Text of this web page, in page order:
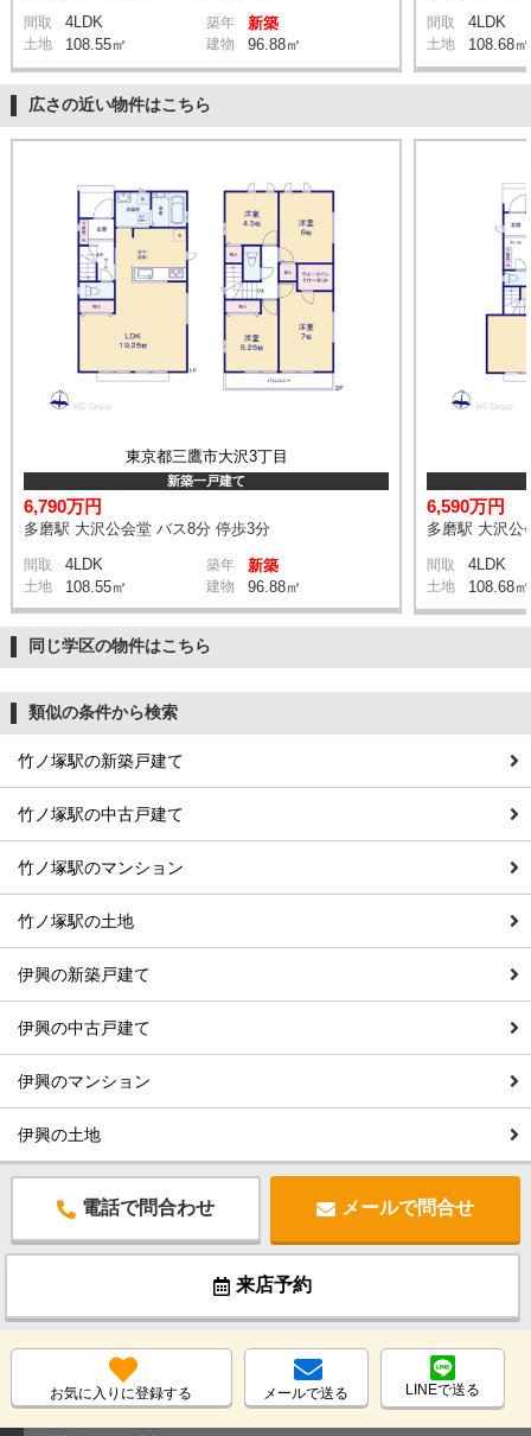
間取 4LDK 築年 新築
土地 108.55㎡ 建物 96.88㎡
間取 4LDK
土地 108.68㎡
広さの近い物件はこちら
東京都三鷹市大沢3丁目
新築一戸建て
6,790万円
多磨駅 大沢公会堂 バス8分 停歩3分
間取 4LDK 築年 新築
土地 108.55㎡ 建物 96.88㎡
6,590万円
多磨駅 大沢公
間取 4LDK
土地 108.68㎡
同じ学区の物件はこちら
類似の条件から検索
竹ノ塚駅の新築戸建て
竹ノ塚駅の中古戸建て
竹ノ塚駅のマンション
竹ノ塚駅の土地
伊興の新築戸建て
伊興の中古戸建て
伊興のマンション
伊興の土地
電話で問合わせ メールで問合せ
来店予約
お気に入りに登録する メールで送る LINEで送る